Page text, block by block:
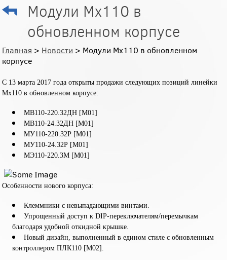
Модули Мх110 в
обновленном корпусе
Главная > Новости > Модули Мх110 в обновленном
корпусе
C 13 марта 2017 года открыты продажи следующих позиций линейки
Мх110 в обновленном корпусе:
МВ110-220.32ДН [М01]
МВ110-24.32ДН [М01]
МУ110-220.32Р [М01]
МУ110-24.32Р [М01]
МЭ110-220.3М [М01]
Особенности нового корпуса:
Клеммники с невыпадающими винтами.
Упрощенный доступ к DIP-переключателям/перемычкам
благодаря удобной откидной крышке.
Новый дизайн, выполненный в едином стиле с обновленным
контроллером ПЛК110 [M02].